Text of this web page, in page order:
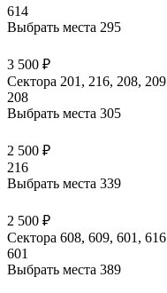
614
Выбрать места 295
3 500 ₽
Сектора 201, 216, 208, 209
208
Выбрать места 305
2 500 ₽
216
Выбрать места 339
2 500 ₽
Сектора 608, 609, 601, 616
601
Выбрать места 389